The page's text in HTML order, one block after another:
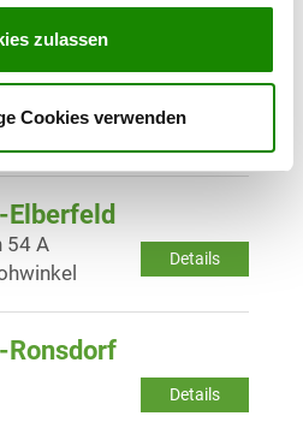
zulassen
Cookies verwenden
e.V.
Details
Elberfeld
Details
54 A
Ronsdorf
Details